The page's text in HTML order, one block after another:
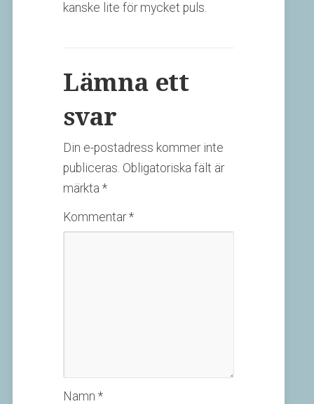
kanske lite för mycket puls.
Lämna ett
svar
Din e-postadress kommer inte
publiceras. Obligatoriska fält är
märkta *
Kommentar*
Namn *